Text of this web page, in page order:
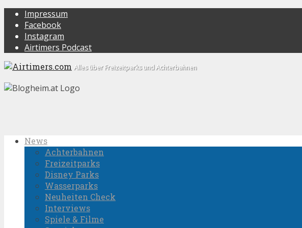
Impressum
Facebook
Instagram
Airtimers Podcast
Alles über Freizeitparks und Achterbahnen
News
Achterbahnen
Freizeitparks
Disney Parks
Wasserparks
Neuheiten Check
Interviews
Spiele & Filme